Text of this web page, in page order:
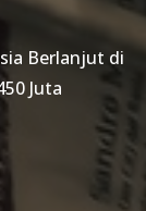
Berlanjut di
Juta